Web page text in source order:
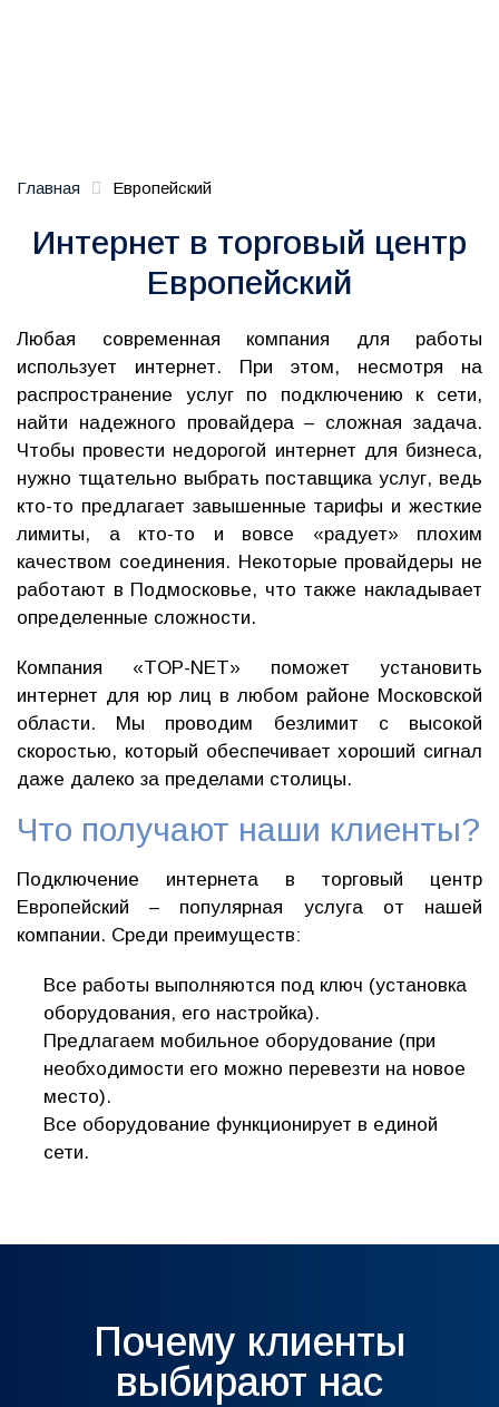
Главная Европейский
Интернет в торговый центр
Европейский
Любая современная компания для работы
использует интернет. При этом, несмотря на
распространение услуг по подключению к сети,
найти надежного провайдера – сложная задача.
Чтобы провести недорогой интернет для бизнеса,
нужно тщательно выбрать поставщика услуг, ведь
кто-то предлагает завышенные тарифы и жесткие
лимиты, а кто-то и вовсе «радует» плохим
качеством соединения. Некоторые провайдеры не
работают в Подмосковье, что также накладывает
определенные сложности.
Компания «TOP-NET» поможет установить
интернет для юр лиц в любом районе Московской
области. Мы проводим безлимит с высокой
скоростью, который обеспечивает хороший сигнал
даже далеко за пределами столицы.
Что получают наши клиенты?
Подключение интернета в торговый центр
Европейский – популярная услуга от нашей
компании. Среди преимуществ:
Все работы выполняются под ключ (установка
оборудования, его настройка).
Предлагаем мобильное оборудование (при
необходимости его можно перевезти на новое
место).
Все оборудование функционирует в единой
сети.
Почему клиенты
выбирают нас